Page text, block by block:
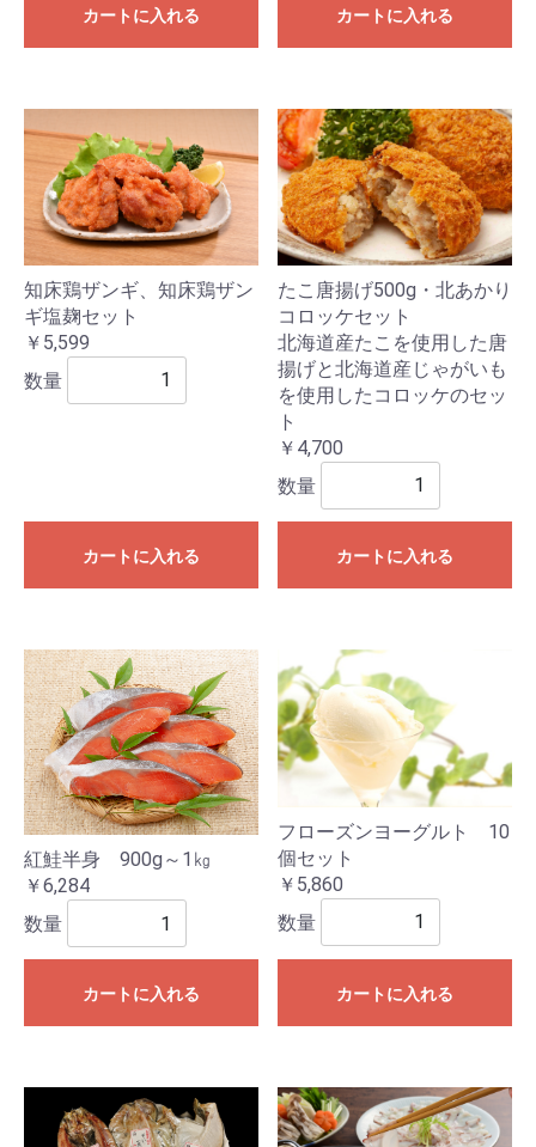
カートに入れる カートに入れる
知床鶏ザンギ、知床鶏ザン
ギ塩麹セット
￥5,599
数量
カートに入れる
たこ唐揚げ500g・北あかり
コロッケセット
北海道産たこを使用した唐
揚げと北海道産じゃがいも
を使用したコロッケのセッ
ト
￥4,700
数量
カートに入れる
紅鮭半身 900g～1㎏
￥6,284
数量
カートに入れる
フローズンヨーグルト 10
個セット
￥5,860
数量
カートに入れる